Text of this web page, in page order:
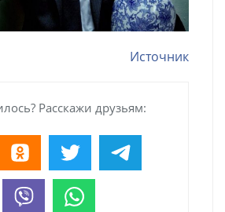
Источник
Расскажи друзьям: